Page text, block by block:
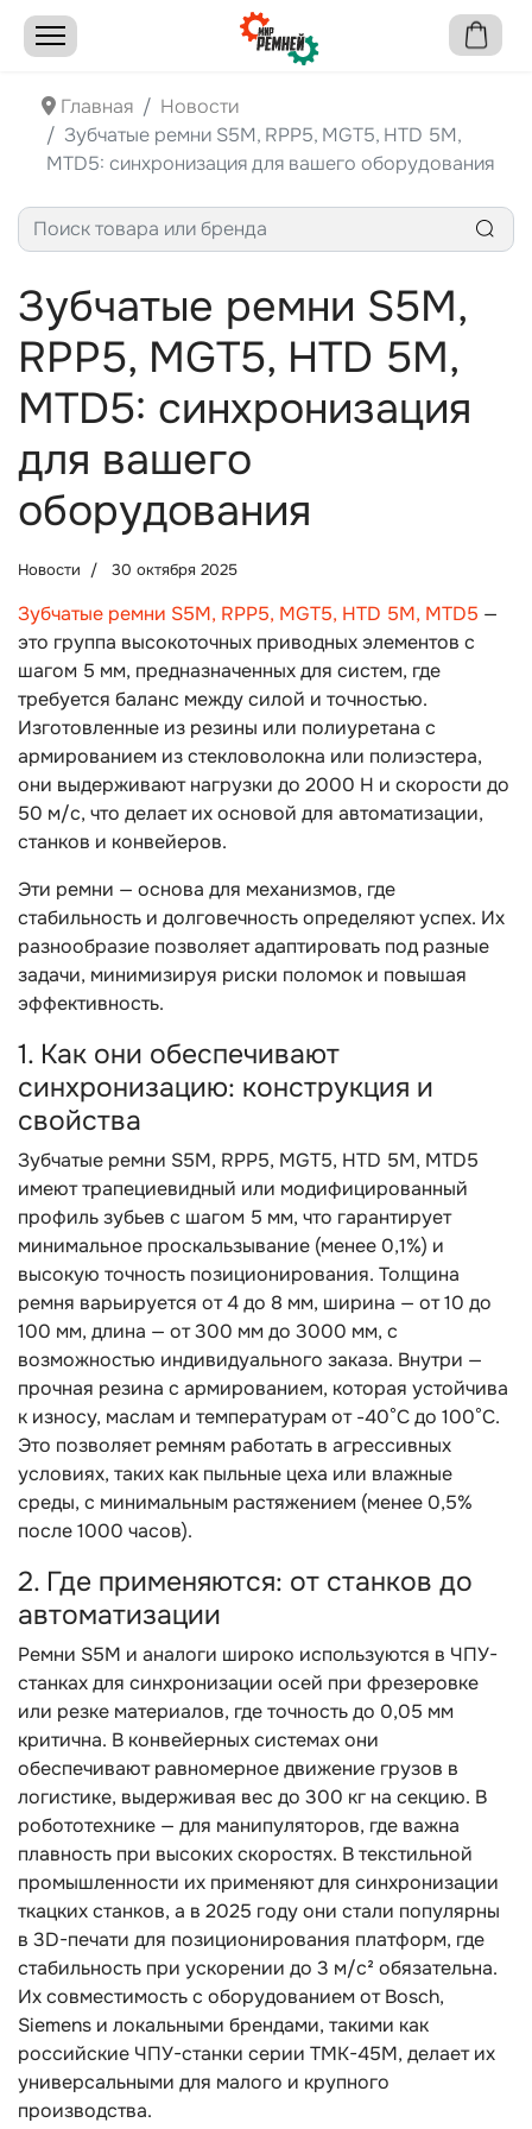
Главная
Новости
Зубчатые ремни S5M, RPP5, MGT5, HTD 5M,
MTD5: синхронизация для вашего оборудования
Зубчатые ремни S5M,
RPP5, MGT5, HTD 5M,
MTD5: синхронизация
для вашего
оборудования
Новости 30 октября 2025
Зубчатые ремни S5M, RPP5, MGT5, HTD 5M, MTD5 —
это группа высокоточных приводных элементов с
шагом 5 мм, предназначенных для систем, где
требуется баланс между силой и точностью.
Изготовленные из резины или полиуретана с
армированием из стекловолокна или полиэстера,
они выдерживают нагрузки до 2000 Н и скорости до
50 м/с, что делает их основой для автоматизации,
станков и конвейеров.
Эти ремни — основа для механизмов, где
стабильность и долговечность определяют успех. Их
разнообразие позволяет адаптировать под разные
задачи, минимизируя риски поломок и повышая
эффективность.
1. Как они обеспечивают
синхронизацию: конструкция и
свойства
Зубчатые ремни S5M, RPP5, MGT5, HTD 5M, MTD5
имеют трапециевидный или модифицированный
профиль зубьев с шагом 5 мм, что гарантирует
минимальное проскальзывание (менее 0,1%) и
высокую точность позиционирования. Толщина
ремня варьируется от 4 до 8 мм, ширина — от 10 до
100 мм, длина — от 300 мм до 3000 мм, с
возможностью индивидуального заказа. Внутри —
прочная резина с армированием, которая устойчива
к износу, маслам и температурам от -40°C до 100°C.
Это позволяет ремням работать в агрессивных
условиях, таких как пыльные цеха или влажные
среды, с минимальным растяжением (менее 0,5%
после 1000 часов).
2. Где применяются: от станков до
автоматизации
Ремни S5M и аналоги широко используются в ЧПУ-
станках для синхронизации осей при фрезеровке
или резке материалов, где точность до 0,05 мм
критична. В конвейерных системах они
обеспечивают равномерное движение грузов в
логистике, выдерживая вес до 300 кг на секцию. В
робототехнике — для манипуляторов, где важна
плавность при высоких скоростях. В текстильной
промышленности их применяют для синхронизации
ткацких станков, а в 2025 году они стали популярны
в 3D-печати для позиционирования платформ, где
стабильность при ускорении до 3 м/с² обязательна.
Их совместимость с оборудованием от Bosch,
Siemens и локальными брендами, такими как
российские ЧПУ-станки серии ТМК-45M, делает их
универсальными для малого и крупного
производства.